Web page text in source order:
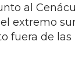
al
extremo
fuera de